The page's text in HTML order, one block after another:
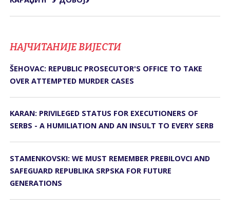
НАЈЧИТАНИЈЕ ВИЈЕСТИ
ŠEHOVAC: REPUBLIC PROSECUTOR'S OFFICE TO TAKE
OVER ATTEMPTED MURDER CASES
KARAN: PRIVILEGED STATUS FOR EXECUTIONERS OF
SERBS - A HUMILIATION AND AN INSULT TO EVERY SERB
STAMENKOVSKI: WE MUST REMEMBER PREBILOVCI AND
SAFEGUARD REPUBLIKA SRPSKA FOR FUTURE
GENERATIONS